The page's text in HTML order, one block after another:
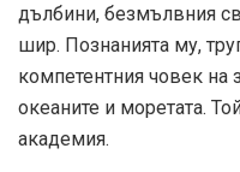
дълбини, безмълвния
шир. Познанията му,
компетентния човек на
океаните и моретата.
академия.